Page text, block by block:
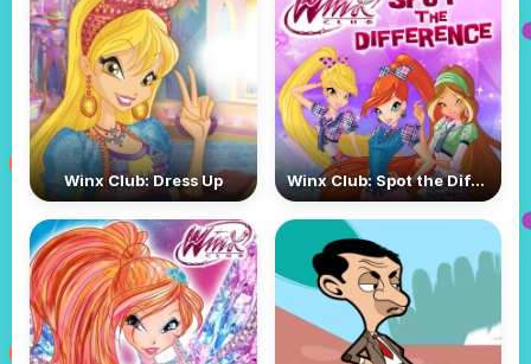
Winx Club: Dress Up Winx Club: Spot the Difference